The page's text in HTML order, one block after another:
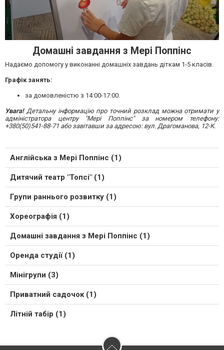
Домашні завдання з Мері Поппінс
Надаємо допомогу у виконанні домашніх завдань діткам 1-5 класів.
Графік занять:
за домовленістю з 14:00-17:00.
Увага!Детальну інформацію про точний розклад можна отримати у
адміністратора центру "Мері Поппінс" за номером телефону:
+380(50)541-88-71 або завітавши за адресою: вул. Драгоманова, 12-К.
Англійська з Мері Поппінс (1)
Дитячий театр "Топсі" (1)
Групи раннього розвитку (1)
Хореографія (1)
Домашні завдання з Мері Поппінс (1)
Оренда студії (1)
Мінігрупи (3)
Приватний садочок (1)
Літній табір (1)